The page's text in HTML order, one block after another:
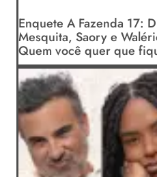
Enquete A Fazenda 17:
Mesquita, Saory e
Quem você quer que